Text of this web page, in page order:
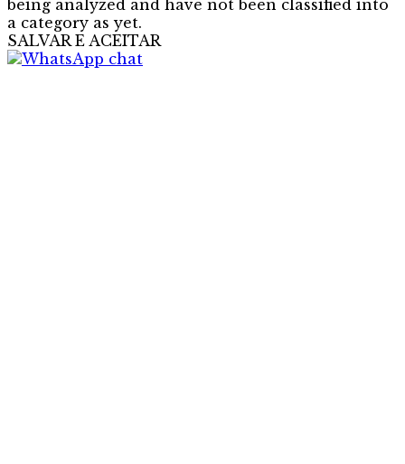
being analyzed and have not been classified into
a category as yet.
SALVAR E ACEITAR